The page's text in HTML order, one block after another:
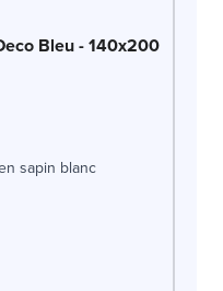
Bleu - 140x200
sapin blanc